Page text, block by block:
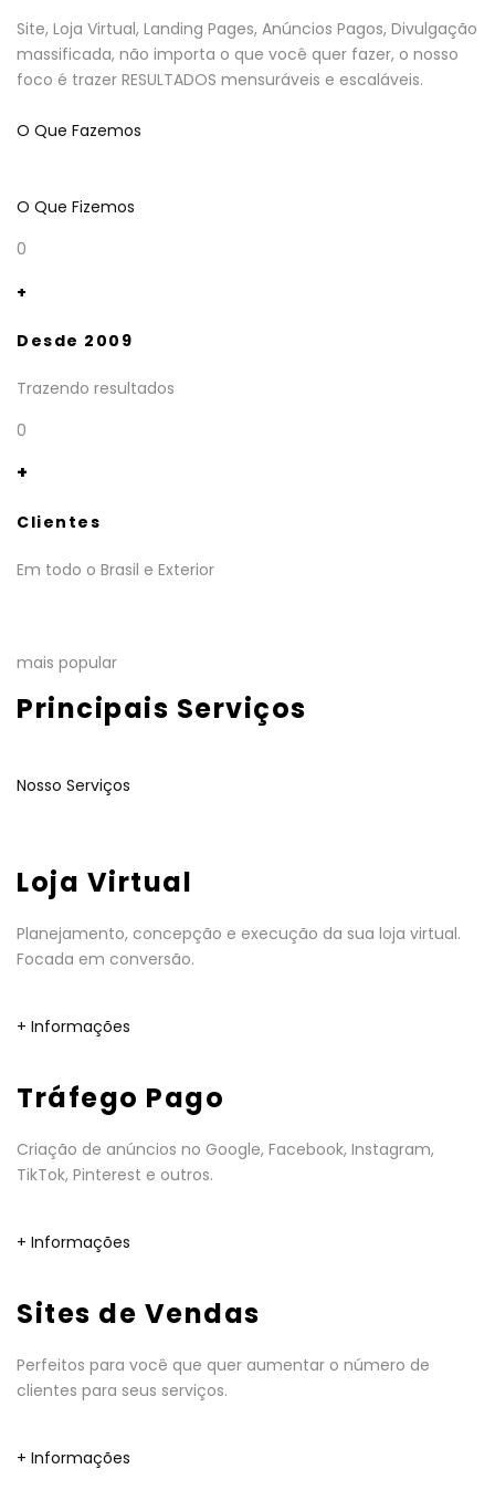
Site, Loja Virtual, Landing Pages, Anúncios Pagos, Divulgação
massificada, não importa o que você quer fazer, o nosso
foco é trazer RESULTADOS mensuráveis e escaláveis.
O Que Fazemos
O Que Fizemos
0
+
Desde 2009
Trazendo resultados
0
+
Clientes
Em todo o Brasil e Exterior
mais popular
Principais Serviços
Nosso Serviços
Loja Virtual
Planejamento, concepção e execução da sua loja virtual.
Focada em conversão.
+ Informações
Tráfego Pago
Criação de anúncios no Google, Facebook, Instagram,
TikTok, Pinterest e outros.
+ Informações
Sites de Vendas
Perfeitos para você que quer aumentar o número de
clientes para seus serviços.
+ Informações